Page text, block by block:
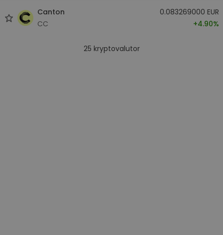
Canton
CC
0.083269000 EUR
+4.90%
25 kryptovalutor